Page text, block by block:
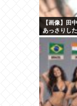
【画像】田
あっさりし